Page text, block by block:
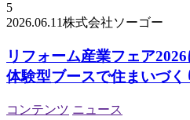
5
2026.06.11株式会社ソーゴー
リフォーム産業フェア
体験型ブースで住まいづく
コンテンツ ニュース